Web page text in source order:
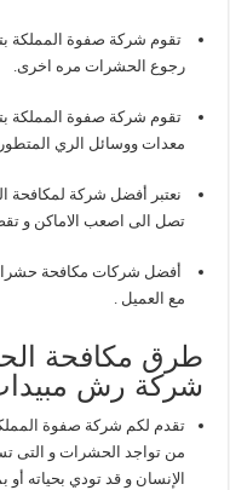
تقوم شركة صفوة المملكة
رجوع الحشرات مره اخرى.
تقوم شركة صفوة المملكة
معدات ووسائل الري
نعتبر أفضل شركة لمكافحة
تصل الى اصعب الاماكن و
أفضل شركات مكافحة
مع العميل .
طرق مكافحة
شركة رش
تقدم لكم شركة صفوة
من تواجد الحشرات و التى
الإنسان و قد تودي بحياته أو